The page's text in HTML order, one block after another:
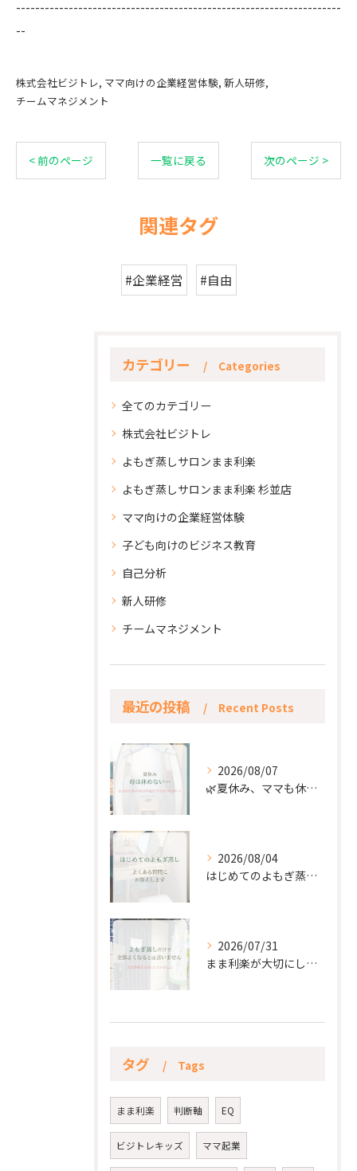
--------------------------------------------------------------------
--
株式会社ビジトレ ママ向けの企業経営体験 新人研修
チームマネジメント
< 前のページ 一覧に戻る 次のページ >
関連タグ
#企業経営 #自由
カテゴリー Categories
全てのカテゴリー
株式会社ビジトレ
よもぎ蒸しサロンまま利楽
よもぎ蒸しサロンまま利楽 杉並店
ママ向けの企業経営体験
子ども向けのビジネス教育
自己分析
新人研修
チームマネジメント
最近の投稿 Recent Posts
2026/08/07
🌿夏休み、ママも休もう🌿
2026/08/04
はじめてのよもぎ蒸し。
2026/07/31
まま利楽が大切にしていること✨
タグ Tags
まま利楽 判断軸 EQ
ビジトレキッズ ママ起業